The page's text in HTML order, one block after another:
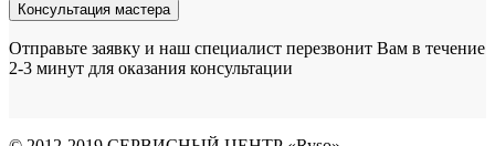
Отправьте заявку и наш специалист перезвонит Вам в течение
2-3 минут для оказания консультации